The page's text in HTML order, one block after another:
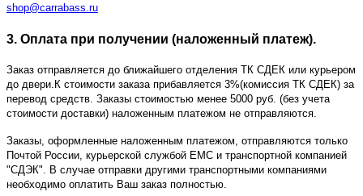
shop@carrabass.ru
3. Оплата при получении (наложенный платеж).
Заказ отправляется до ближайшего отделения ТК СДЕК или курьером
до двери.К стоимости заказа прибавляется 3%(комиссия ТК СДЕК) за
перевод средств. Заказы стоимостью менее 5000 руб. (без учета
стоимости доставки) наложенным платежом не отправляются.
Заказы, оформленные наложенным платежом, отправляются только
Почтой России, курьерской службой ЕМС и транспортной компанией
"СДЭК". В случае отправки другими транспортными компаниями
необходимо оплатить Ваш заказ полностью.